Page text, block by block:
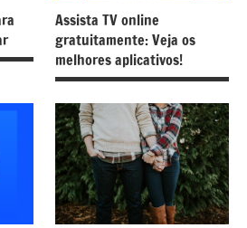
Assista TV online
gratuitamente: Veja os
melhores aplicativos!